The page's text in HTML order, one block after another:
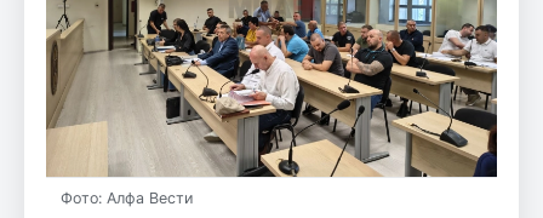
Фото: Алфа Вести